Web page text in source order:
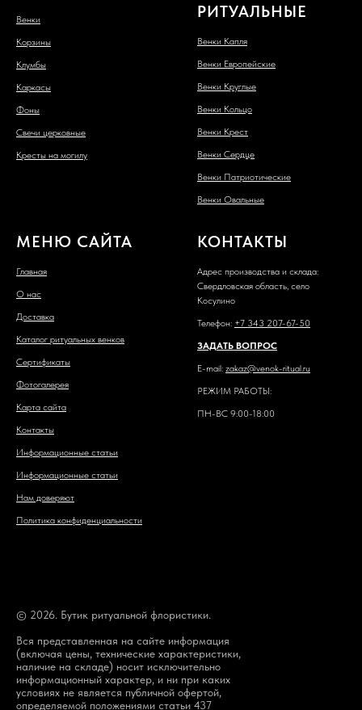
Венки
Корзины
Клумбы
Каркасы
Фоны
Свечи церковные
Кресты на могилу
РИТУАЛЬНЫЕ
Венки Капля
Венки Европейские
Венки Круглые
Венки Кольцо
Венки Крест
Венки Сердце
Венки Патриотические
Венки Овальные
МЕНЮ САЙТА
Главная
О нас
Доставка
Каталог ритуальных венков
Сертификаты
Фотогалерея
Карта сайта
Контакты
Информационные статьи
Информационные статьи
Нам доверяют
Политика конфиденциальности
КОНТАКТЫ
Адрес производства и склада:
Свердловская область, село
Косулино
Телефон: +7 343 207-67-50
ЗАДАТЬ ВОПРОС
E-mail: zakaz@venok-ritual.ru
РЕЖИМ РАБОТЫ:
ПН-ВС 9:00-18:00
© 2026. Бутик ритуальной флористики.
Вся представленная на сайте информация
(включая цены, технические характеристики,
наличие на складе) носит исключительно
информационный характер, и ни при каких
условиях не является публичной офертой,
определяемой положениями статьи 437